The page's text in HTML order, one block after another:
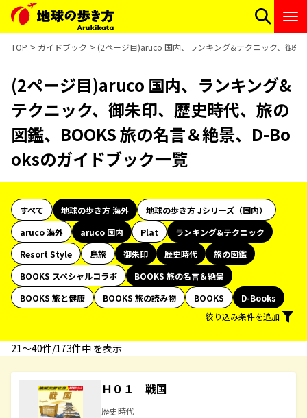
TOP ガイドブック (2ページ目)aruco 国内、ランキング&テクニック、御
(2ページ目)aruco 国内、ランキング&
テクニック、御朱印、歴史時代、旅の
図鑑、BOOKS 旅の名言＆絶景、D-Bo
oksのガイドブック一覧
すべて 地球の歩き方 海外
地球の歩き方 Jシリーズ（国内）
aruco 海外
aruco 国内 Plat
ランキング&テクニック
Resort Style
島旅 御朱印 歴史時代
旅の図鑑
BOOKS スペシャルコラボ
BOOKS 旅の名言＆絶景
BOOKS 旅と健康
BOOKS 旅の読み物 BOOKS
D-Books
絞り込み条件を追加
21〜40件/173件中 を表示
Ｈ０１ 戦国
歴史時代